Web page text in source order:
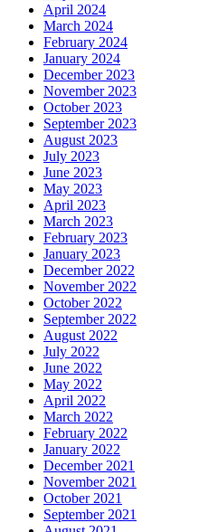
April 2024
March 2024
February 2024
January 2024
December 2023
November 2023
October 2023
September 2023
August 2023
July 2023
June 2023
May 2023
April 2023
March 2023
February 2023
January 2023
December 2022
November 2022
October 2022
September 2022
August 2022
July 2022
June 2022
May 2022
April 2022
March 2022
February 2022
January 2022
December 2021
November 2021
October 2021
September 2021